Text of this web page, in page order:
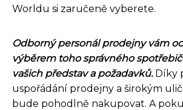
Worldu si zaručeně vyberete.
Odborný personál prodejny vám
výběrem toho správného
vašich představ a požadavků.Díky
uspořádání prodejny a širokým
bude pohodlně nakupovat. A